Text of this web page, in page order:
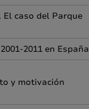
caso del Parque
2011 en España
y motivación